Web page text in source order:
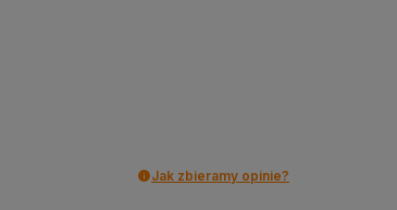
Jak zbieramy opinie?